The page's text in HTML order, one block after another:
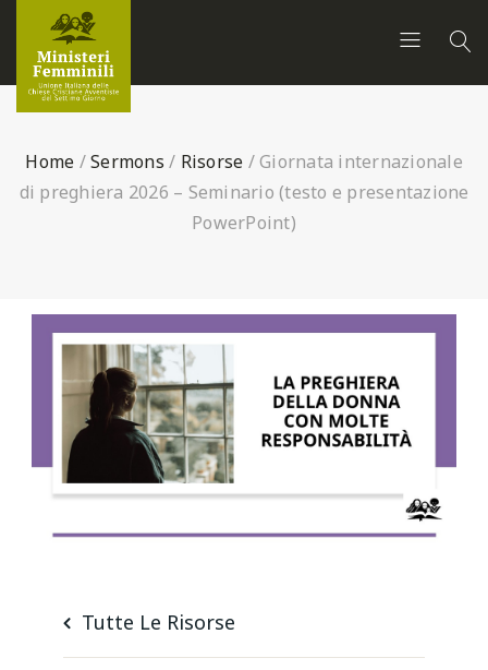
Home /Sermons / Risorse /Giornata internazionale
di preghiera 2026 – Seminario (testo e presentazione
PowerPoint)
Tutte Le Risorse